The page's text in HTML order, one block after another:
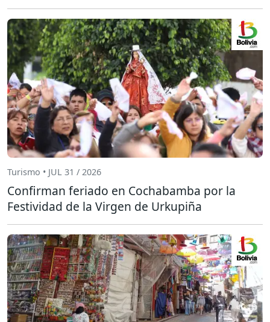
Turismo • JUL 31 / 2026
Confirman feriado en Cochabamba por la
Festividad de la Virgen de Urkupiña